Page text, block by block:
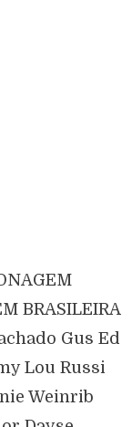
BRASILEIRA
Gus Ed
Lou Russi
Weinrib